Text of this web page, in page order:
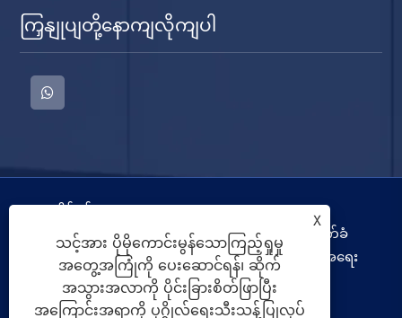
ကြှနျုပျတို့နောကျလိုကျပါ
မူပိုင်ခွင့် © 2022 CIXI SANDIE ELECTRICAL
APPLIANCE CO.,LTD. အဝတ်လျှော်စက်၊ အခြောက်ခံ
စက်၊ လေအေးပေးသည့် ပန်ကာအားလုံး၏ အခွင့်အရေး
များ သိမ်းဆည်းထားသည်။
X
သင့်အား ပိုမိုကောင်းမွန်သောကြည့်ရှုမှု
အတွေ့အကြုံကို ပေးဆောင်ရန်၊ ဆိုက်
အသွားအလာကို ပိုင်းခြားစိတ်ဖြာပြီး
အကြောင်းအရာကို ပုဂ္ဂိုလ်ရေးသီးသန့်ပြုလုပ်